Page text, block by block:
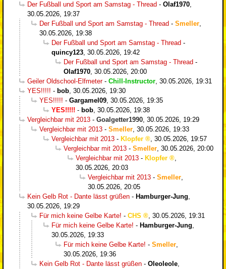
Der Fußball und Sport am Samstag - Thread - Olaf1970
30.05.2026, 19:37
Der Fußball und Sport am Samstag - Thread - Smeller
30.05.2026, 19:38
Der Fußball und Sport am Samstag - Thread -
quincy123 30.05.2026, 19:42
Der Fußball und Sport am Samstag - Thread -
Olaf1970 30.05.2026, 20:00
Geiler Oldschool-Elfmeter- Chill-Instructor 30.05.2026, 19:31
YES!!!!! - bob 30.05.2026, 19:30
YES!!!!! - Gargamel09 30.05.2026, 19:35
YES!!!!! - bob 30.05.2026, 19:38
Vergleichbar mit 2013 - Goalgetter1990 30.05.2026, 19:29
Vergleichbar mit 2013 - Smeller 30.05.2026, 19:33
Vergleichbar mit 2013 - Klopfer
30.05.2026, 19:57
Vergleichbar mit 2013 - Smeller 30.05.2026, 20:00
Vergleichbar mit 2013 - Klopfer
30.05.2026, 20:03
Vergleichbar mit 2013 - Smeller
30.05.2026, 20:05
Kein Gelb Rot - Dante lässt grüßen - Hamburger-Jung
30.05.2026, 19:29
Für mich keine Gelbe Karte! - CHS
30.05.2026, 19:31
Für mich keine Gelbe Karte! - Hamburger-Jung
30.05.2026, 19:33
Für mich keine Gelbe Karte! - Smeller
30.05.2026, 19:36
Kein Gelb Rot - Dante lässt grüßen - Oleoleole